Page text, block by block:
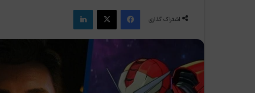
اشتراک گذاری
فیس بوک X لینکدین